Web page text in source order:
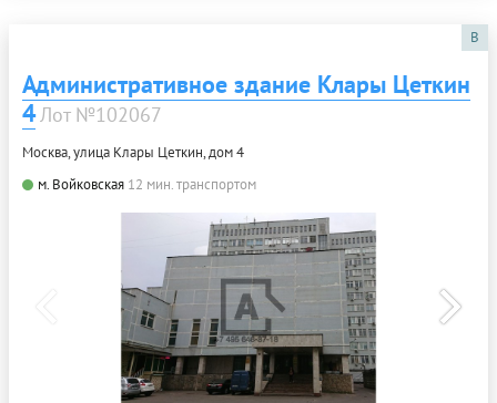
B
Административное здание Клары Цеткин
4Лот №102067
Москва, улица Клары Цеткин, дом 4
м. Войковская 12 мин. транспортом